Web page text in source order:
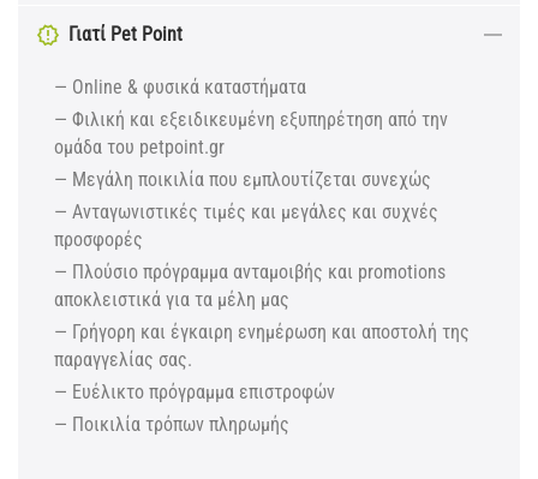
Γιατί Pet Point
— Online & φυσικά καταστήματα
— Φιλική και εξειδικευμένη εξυπηρέτηση από την
ομάδα του petpoint.gr
— Μεγάλη ποικιλία που εμπλουτίζεται συνεχώς
— Ανταγωνιστικές τιμές και μεγάλες και συχνές
προσφορές
— Πλούσιο πρόγραμμα ανταμοιβής και promotions
αποκλειστικά για τα μέλη μας
— Γρήγορη και έγκαιρη ενημέρωση και αποστολή της
παραγγελίας σας.
— Ευέλικτο πρόγραμμα επιστροφών
— Ποικιλία τρόπων πληρωμής